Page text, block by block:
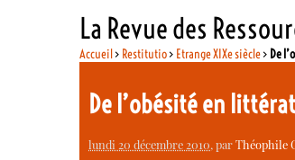
La Revue des
Accueil> Restitutio> Etrange XIXe siècle> De
De l’obésité en
lundi 20 décembre 2010, parThéophile